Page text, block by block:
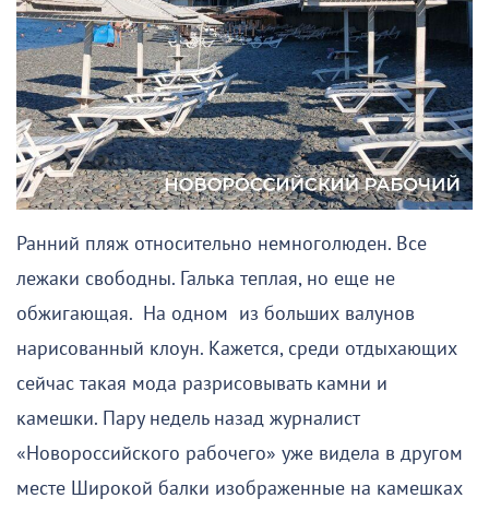
Ранний пляж относительно немноголюден. Все
лежаки свободны. Галька теплая, но еще не
обжигающая. На одном из больших валунов
нарисованный клоун. Кажется, среди отдыхающих
сейчас такая мода разрисовывать камни и
камешки. Пару недель назад журналист
«Новороссийского рабочего» уже видела в другом
месте Широкой балки изображенные на камешках